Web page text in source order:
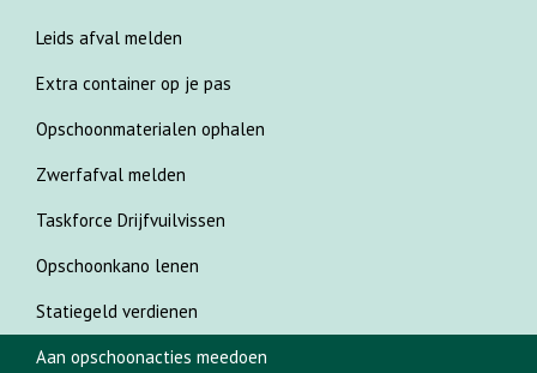
Leids afval melden
Extra container op je pas
Opschoonmaterialen ophalen
Zwerfafval melden
Taskforce Drijfvuilvissen
Opschoonkano lenen
Statiegeld verdienen
Aan opschoonacties meedoen